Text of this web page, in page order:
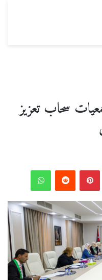
سحاب تعزيز
بينتيريست واتساب